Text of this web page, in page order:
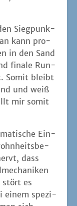
es
einem spe­zi­
sich
Mit­
als zu knal­
sicher­
Kar­ten­sei­te
die Kopf-
Ansa­ge-
und deut­li­
mir die